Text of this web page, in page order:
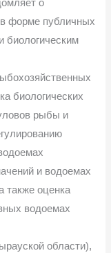
о
форме публичных
биологическим
биологических
рыбы и
и водоемах
также оценка
водоемах
области),